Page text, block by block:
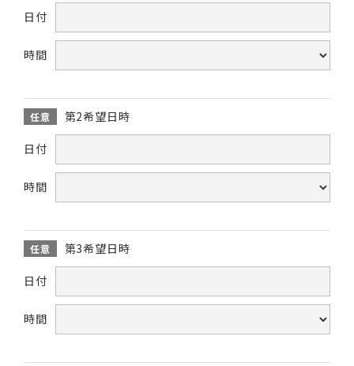
日付
時間
任意 第2希望日時
日付
時間
任意 第3希望日時
日付
時間